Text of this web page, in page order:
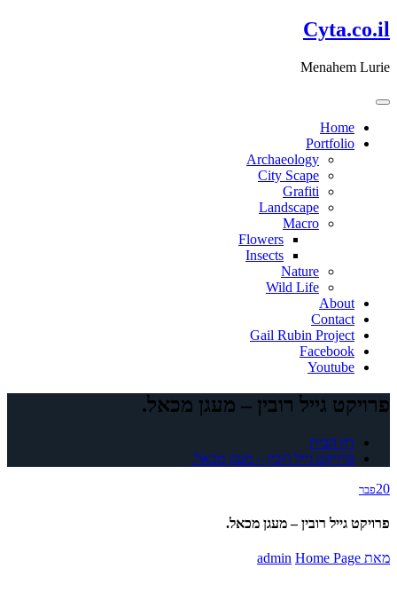
דלג
לתוכן
Cyta.co.il
Menahem Lurie
Home
Portfolio
Archaeology
City Scape
Grafiti
Landscape
Macro
Flowers
Insects
Nature
Wild Life
About
Contact
Gail Rubin Project
Facebook
Youtube
פרויקט גייל רובין – מעגן מכאל.
דף הבית
פרויקט גייל רובין – מעגן מכאל.
20פבר
פרויקט גייל רובין – מעגן מכאל.
מאת admin Home Page